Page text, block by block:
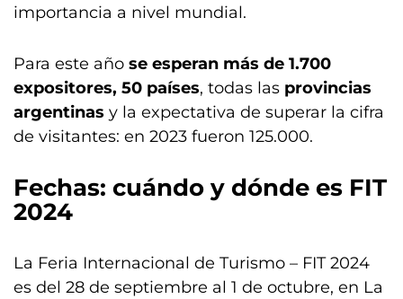
importancia a nivel mundial.
Para este año se esperan más de 1.700
expositores, 50 países, todas las provincias
argentinas y la expectativa de superar la cifra
de visitantes: en 2023 fueron 125.000.
Fechas: cuándo y dónde es FIT
2024
La Feria Internacional de Turismo – FIT 2024
es del 28 de septiembre al 1 de octubre, en La